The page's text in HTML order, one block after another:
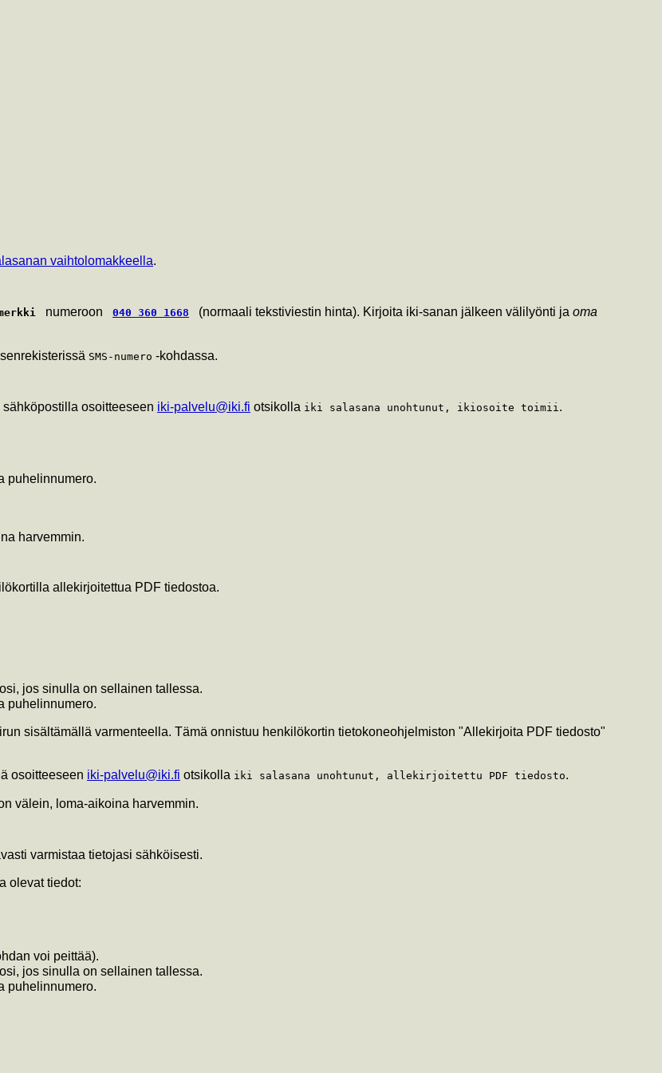
vaihtolomakkeella.
numeroon 040 360 1668 (normaali tekstiviestin hinta). Kirjoita iki-sanan jälkeen välilyönti ja oma
SMS-numero -kohdassa.
osoitteeseen iki-palvelu@iki.fi otsikolla iki salasana unohtunut, ikiosoite toimii.
puhelinnumero.
harvemmin.
allekirjoitettua PDF tiedostoa.
jos sinulla on sellainen tallessa.
puhelinnumero.
sisältämällä varmenteella. Tämä onnistuu henkilökortin tietokoneohjelmiston "Allekirjoita PDF tiedosto"
osoitteeseen iki-palvelu@iki.fi otsikolla iki salasana unohtunut, allekirjoitettu PDF tiedosto.
välein, loma-aikoina harvemmin.
varmistaa tietojasi sähköisesti.
olevat tiedot:
voi peittää).
jos sinulla on sellainen tallessa.
puhelinnumero.